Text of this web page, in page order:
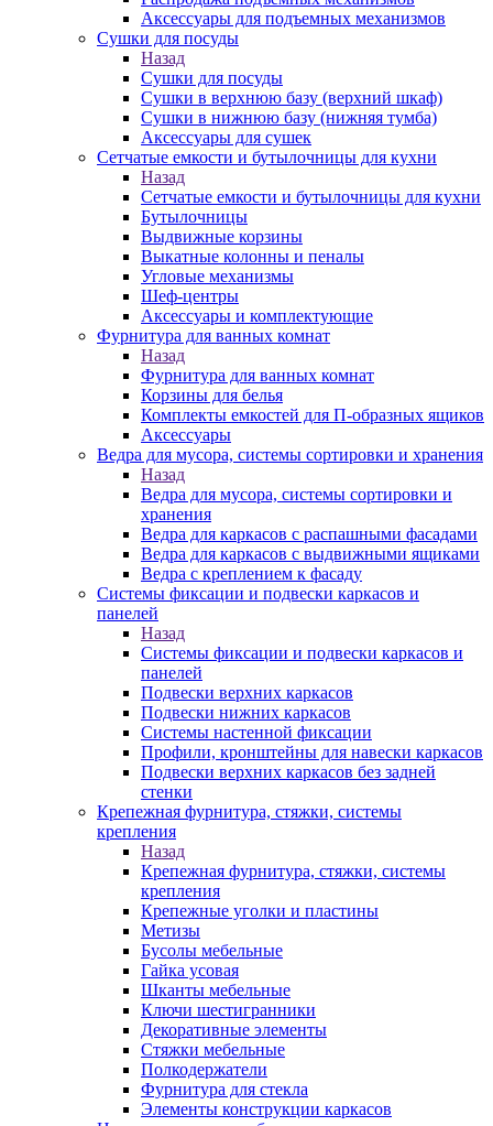
Аксессуары для подъемных механизмов
Сушки для посуды
Назад
Сушки для посуды
Сушки в верхнюю базу (верхний шкаф)
Сушки в нижнюю базу (нижняя тумба)
Аксессуары для сушек
Сетчатые емкости и бутылочницы для кухни
Назад
Сетчатые емкости и бутылочницы для кухни
Бутылочницы
Выдвижные корзины
Выкатные колонны и пеналы
Угловые механизмы
Шеф-центры
Аксессуары и комплектующие
Фурнитура для ванных комнат
Назад
Фурнитура для ванных комнат
Корзины для белья
Комплекты емкостей для П-образных ящиков
Аксессуары
Ведра для мусора, системы сортировки и хранения
Назад
Ведра для мусора, системы сортировки и
хранения
Ведра для каркасов с распашными фасадами
Ведра для каркасов с выдвижными ящиками
Ведра с креплением к фасаду
Системы фиксации и подвески каркасов и
панелей
Назад
Системы фиксации и подвески каркасов и
панелей
Подвески верхних каркасов
Подвески нижних каркасов
Системы настенной фиксации
Профили, кронштейны для навески каркасов
Подвески верхних каркасов без задней
стенки
Крепежная фурнитура, стяжки, системы
крепления
Назад
Крепежная фурнитура, стяжки, системы
крепления
Крепежные уголки и пластины
Метизы
Бусолы мебельные
Гайка усовая
Шканты мебельные
Ключи шестигранники
Декоративные элементы
Стяжки мебельные
Полкодержатели
Фурнитура для стекла
Элементы конструкции каркасов